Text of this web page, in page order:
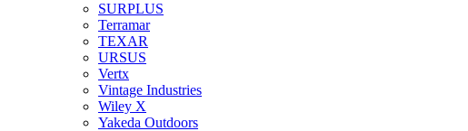
SURPLUS
Terramar
TEXAR
URSUS
Vertx
Vintage Industries
Wiley X
Yakeda Outdoors